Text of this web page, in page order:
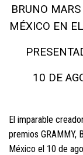
BRUNO
MÉXICO EN
10 DE
El imparable
premios GRAMMY,
México el 10 de